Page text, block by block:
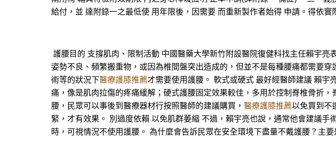
給付，並 達附錄一之最低使 用年限後，因需要 而重新製作者始得 申請。得依實
護腰目的 支撐肌肉、限制活動 中國醫藥大學新竹附設醫院復健科找主任賴宇
姿勢不良、頻繁搬重物，或因為椎間盤突出造成的，但並不是每種腰痛都需要
術等的狀況下醫療護膝推薦才需要使用護腰。 軟式或硬式 最好經醫師建議 賴
痛，像是肌肉拉傷的疼痛緩解；硬式護腰固定效果較佳，多用於控制脊椎骨折
腰，民眾可以事後到醫療器材行按照醫師的建議購買， 醫療護膝推薦以免買到不
緊，才有效果。 別過度依賴 以免肌群萎縮 不過，賴宇亮也說，通常他會建議
時，可視情況不使用護腰。 為什麼會告訴民眾在安全環境下盡量不戴護腰？主